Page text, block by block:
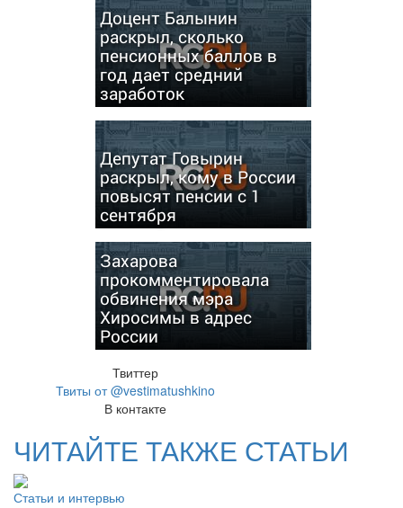
Доцент Балынин
раскрыл, сколько
пенсионных баллов в
год дает средний
заработок
Депутат Говырин
раскрыл, кому в России
повысят пенсии с 1
сентября
Захарова
прокомментировала
обвинения мэра
Хиросимы в адрес
России
Твиттер
Твиты от @vestimatushkino
В контакте
ЧИТАЙТЕ ТАКЖЕ СТАТЬИ
Статьи и интервью